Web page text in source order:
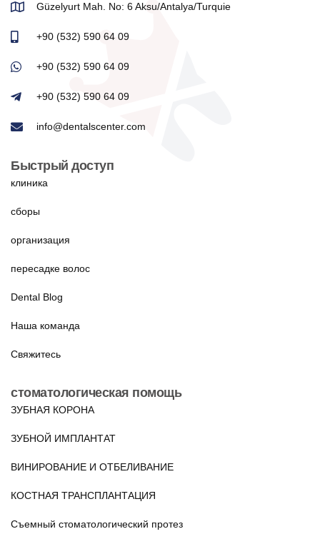
Güzelyurt Mah. No: 6 Aksu/Antalya/Turquie
+90 (532) 590 64 09
+90 (532) 590 64 09
+90 (532) 590 64 09
info@dentalscenter.com
Быстрый доступ
клиника
сборы
организация
пересадке волос
Dental Blog
Наша команда
Свяжитесь
стоматологическая помощь
ЗУБНАЯ КОРОНА
ЗУБНОЙ ИМПЛАНТАТ
ВИНИРОВАНИЕ И ОТБЕЛИВАНИЕ
КОСТНАЯ ТРАНСПЛАНТАЦИЯ
Съемный стоматологический протез